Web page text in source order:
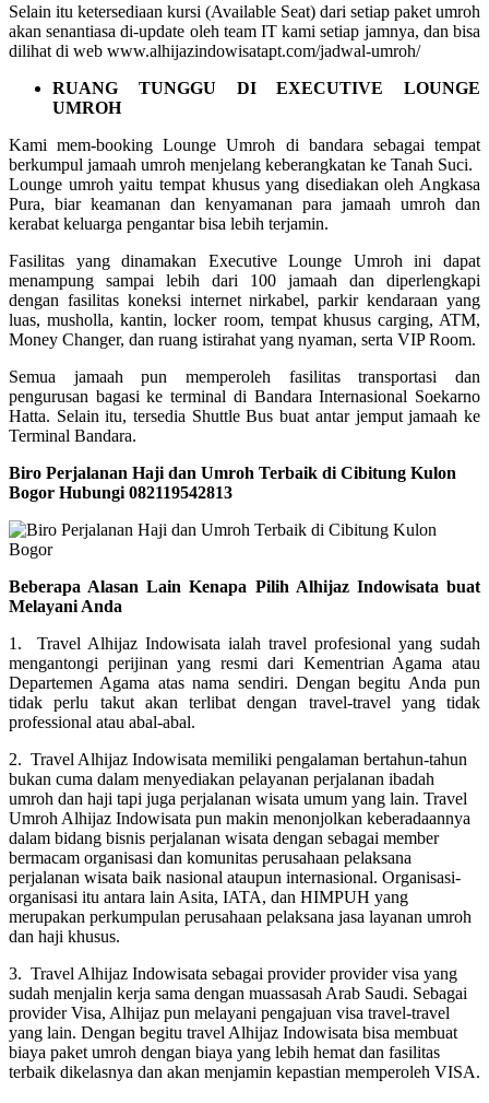
Selain itu ketersediaan kursi (Available Seat) dari setiap paket umroh
akan senantiasa di-update oleh team IT kami setiap jamnya, dan bisa
dilihat di web www.alhijazindowisatapt.com/jadwal-umroh/
RUANG TUNGGU DI EXECUTIVE LOUNGE
UMROH
Kami mem-booking Lounge Umroh di bandara sebagai tempat
berkumpul jamaah umroh menjelang keberangkatan ke Tanah Suci.
Lounge umroh yaitu tempat khusus yang disediakan oleh Angkasa
Pura, biar keamanan dan kenyamanan para jamaah umroh dan
kerabat keluarga pengantar bisa lebih terjamin.
Fasilitas yang dinamakan Executive Lounge Umroh ini dapat
menampung sampai lebih dari 100 jamaah dan diperlengkapi
dengan fasilitas koneksi internet nirkabel, parkir kendaraan yang
luas, musholla, kantin, locker room, tempat khusus carging, ATM,
Money Changer, dan ruang istirahat yang nyaman, serta VIP Room.
Semua jamaah pun memperoleh fasilitas transportasi dan
pengurusan bagasi ke terminal di Bandara Internasional Soekarno
Hatta. Selain itu, tersedia Shuttle Bus buat antar jemput jamaah ke
Terminal Bandara.
Biro Perjalanan Haji dan Umroh Terbaik di Cibitung Kulon
Bogor Hubungi 082119542813
Beberapa Alasan Lain Kenapa Pilih Alhijaz Indowisata buat
Melayani Anda
1. Travel Alhijaz Indowisata ialah travel profesional yang sudah
mengantongi perijinan yang resmi dari Kementrian Agama atau
Departemen Agama atas nama sendiri. Dengan begitu Anda pun
tidak perlu takut akan terlibat dengan travel-travel yang tidak
professional atau abal-abal.
2. Travel Alhijaz Indowisata memiliki pengalaman bertahun-tahun
bukan cuma dalam menyediakan pelayanan perjalanan ibadah
umroh dan haji tapi juga perjalanan wisata umum yang lain. Travel
Umroh Alhijaz Indowisata pun makin menonjolkan keberadaannya
dalam bidang bisnis perjalanan wisata dengan sebagai member
bermacam organisasi dan komunitas perusahaan pelaksana
perjalanan wisata baik nasional ataupun internasional. Organisasi-
organisasi itu antara lain Asita, IATA, dan HIMPUH yang
merupakan perkumpulan perusahaan pelaksana jasa layanan umroh
dan haji khusus.
3. Travel Alhijaz Indowisata sebagai provider provider visa yang
sudah menjalin kerja sama dengan muassasah Arab Saudi. Sebagai
provider Visa, Alhijaz pun melayani pengajuan visa travel-travel
yang lain. Dengan begitu travel Alhijaz Indowisata bisa membuat
biaya paket umroh dengan biaya yang lebih hemat dan fasilitas
terbaik dikelasnya dan akan menjamin kepastian memperoleh VISA.